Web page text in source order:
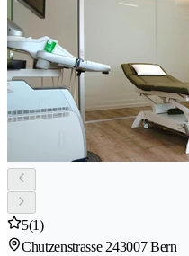
5(1)
Chutzenstrasse 243007 Bern